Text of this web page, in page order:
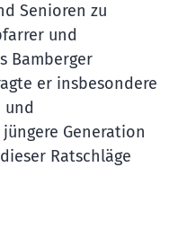
Senioren zu
und
Bamberger
er insbesondere
und
Generation
Ratschläge